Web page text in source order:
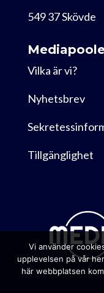
549 37 Skövde
Vilka är vi?
Nyhetsbrev
Tillgänglighet
Vi använder
upplevelsen på vår
här webbplatsen